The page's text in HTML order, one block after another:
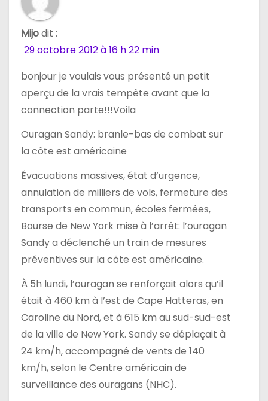
e
a
r
t
c
e
Mijodit :
29 octobre 2012 à 16 h 22 min
bonjour je voulais vous présenté un petit
aperçu de la vrais tempête avant que la
connection parte!!!Voila
Ouragan Sandy: branle-bas de combat sur
la côte est américaine
Évacuations massives, état d’urgence,
annulation de milliers de vols, fermeture des
transports en commun, écoles fermées,
Bourse de New York mise à l’arrêt: l’ouragan
Sandy a déclenché un train de mesures
préventives sur la côte est américaine.
À 5h lundi, l’ouragan se renforçait alors qu’il
était à 460 km à l’est de Cape Hatteras, en
Caroline du Nord, et à 615 km au sud-sud-est
de la ville de New York. Sandy se déplaçait à
24 km/h, accompagné de vents de 140
km/h, selon le Centre américain de
surveillance des ouragans (NHC).